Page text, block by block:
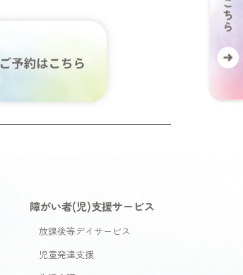
障がい者(児)支援サービス
放課後等デイサービス
児童発達支援